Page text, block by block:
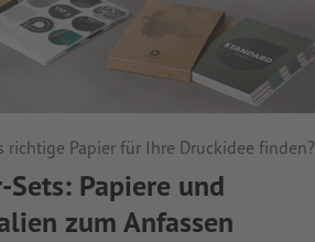
richtige Papier für Ihre Druckidee finden?
Sets: Papiere und
zum Anfassen